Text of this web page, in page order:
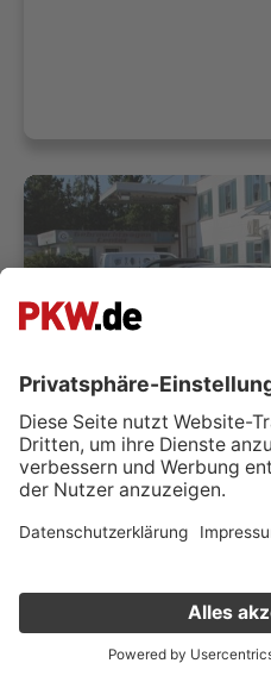
09212 Limbach-Oberfrohna
Händler kontaktieren
Verkauf deinen